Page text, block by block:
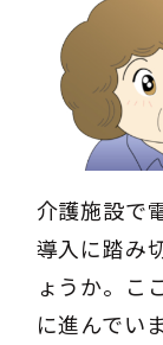
介護施設で
導入に踏み
ょうか。こ
に進んでい